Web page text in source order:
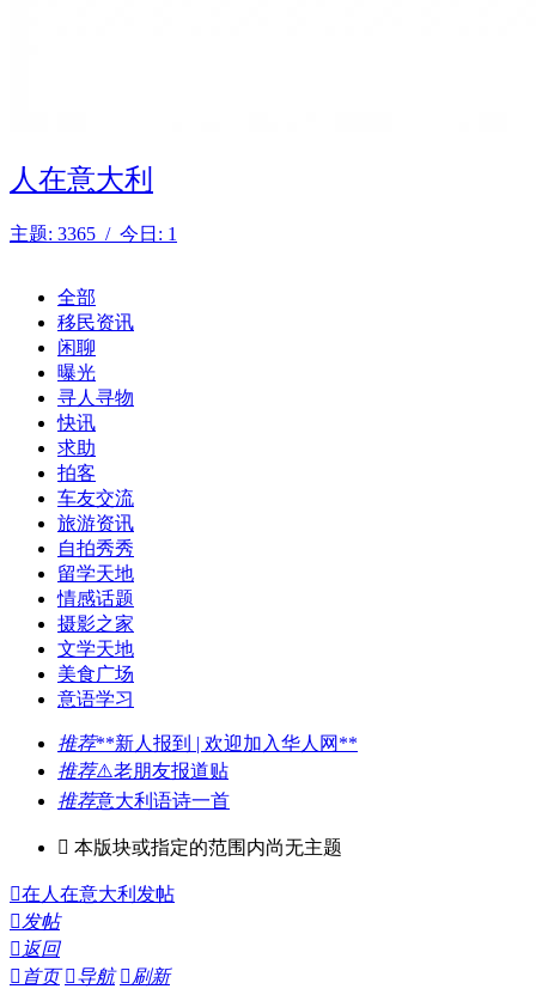
人在意大利
主题: 3365 / 今日: 1
全部
移民资讯
闲聊
曝光
寻人寻物
快讯
求助
拍客
车友交流
旅游资讯
自拍秀秀
留学天地
情感话题
摄影之家
文学天地
美食广场
意语学习
推荐**新人报到 | 欢迎加入华人网**
推荐⚠️老朋友报道贴
推荐意大利语诗一首
 本版块或指定的范围内尚无主题
在人在意大利发帖
发帖
 返回
 首页 导航 刷新